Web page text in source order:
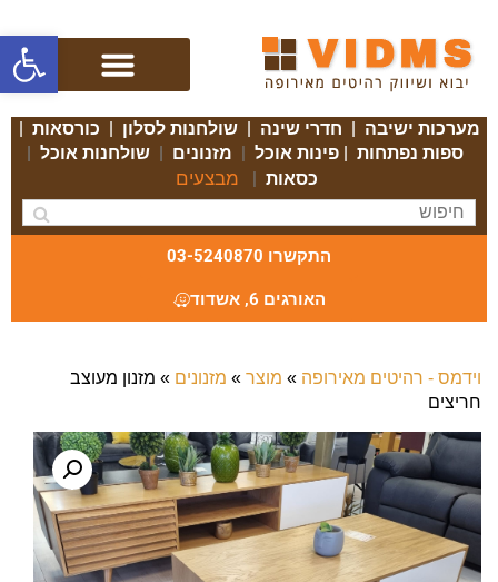
פתח
מערכות ישיבה | חדרי שינה |שולחנות לסלון | כורסאות |
ספות נפתחות |פינות אוכל | מזנונים |שולחנות אוכל |
כסאות | מבצעים
התקשרו 03-5240870
האורגים 6, אשדוד
וידמס - רהיטים מאירופה » מוצר » מזנונים » מזנון מעוצב
חריצים